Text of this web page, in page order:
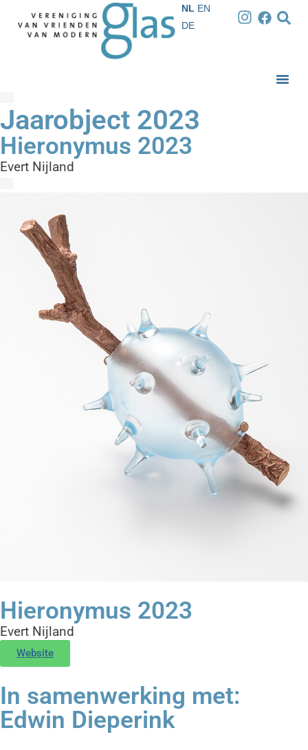
NL EN
DE
Jaarobject 2023
Hieronymus 2023
Evert Nijland
Hieronymus 2023
Evert Nijland
Website
In samenwerking met:
Edwin Dieperink